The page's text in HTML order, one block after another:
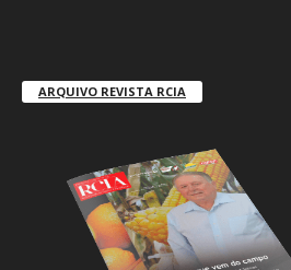
ARQUIVO REVISTA RCIA